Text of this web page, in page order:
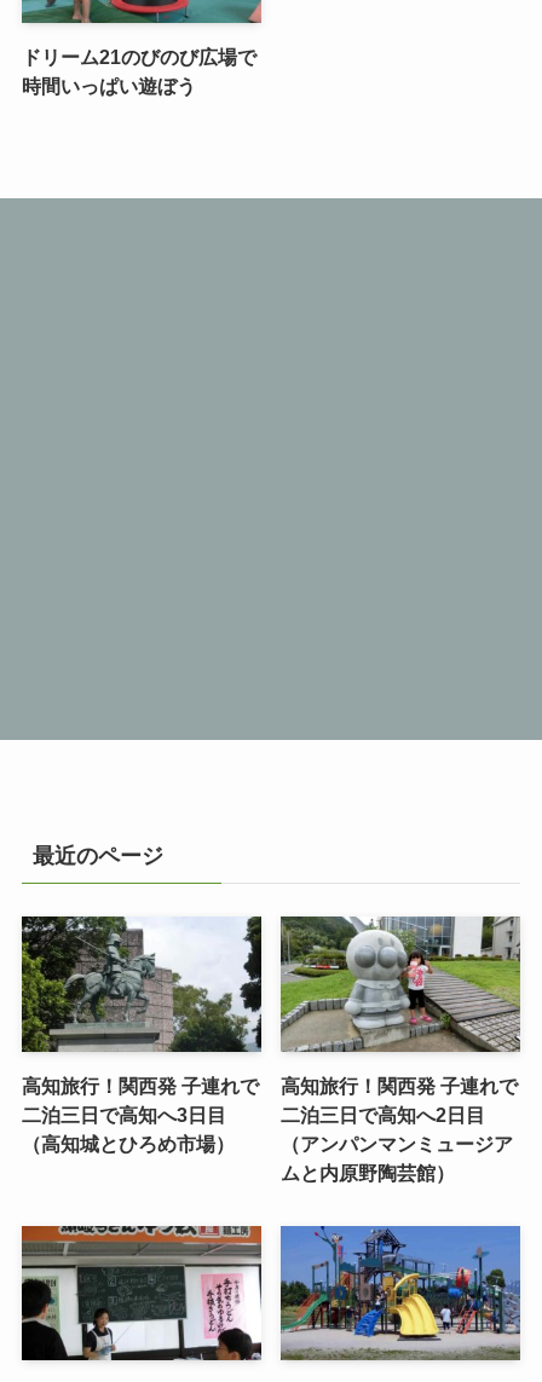
ドリーム21のびのび広場で
時間いっぱい遊ぼう
最近のページ
高知旅行！関西発 子連れで
二泊三日で高知へ3日目
（高知城とひろめ市場）
高知旅行！関西発 子連れで
二泊三日で高知へ2日目
（アンパンマンミュージア
ムと内原野陶芸館）